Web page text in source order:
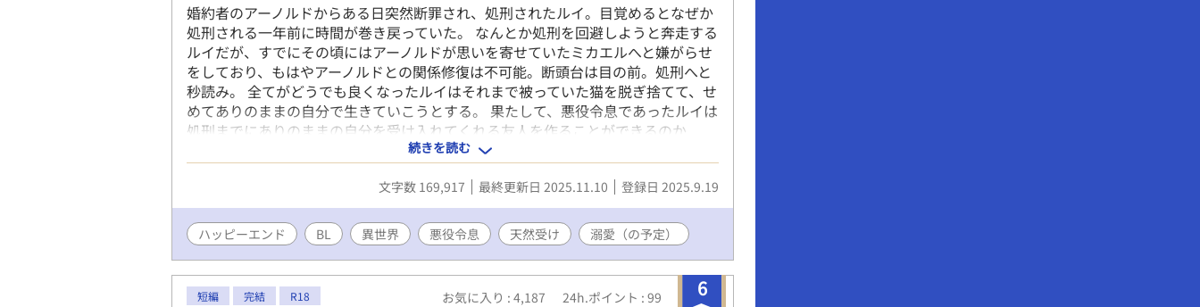
婚約者のアーノルドからある日突然断罪され、処刑されたルイ。目覚めるとなぜか
処刑される一年前に時間が巻き戻っていた。 なんとか処刑を回避しようと奔走する
ルイだが、すでにその頃にはアーノルドが思いを寄せていたミカエルへと嫌がらせ
をしており、もはやアーノルドとの関係修復は不可能。断頭台は目の前。処刑へと
秒読み。 全てがどうでも良くなったルイはそれまで被っていた猫を脱ぎ捨てて、せ
めてありのままの自分で生きていこうとする。 果たして、悪役令息であったルイは
処刑までにありのままの自分を受け入れてくれる友人を作ることができるのか
――！？ 冷たく見えるが素は天然ポワポワな受けとそんな受けに振り回されがちな
溺愛攻めのお話。 ※キスくらいしかしませんが、一応性描写がある話は※をつ
けます。※話の都合上、主人公が一度死にます。※前半はほとんど溺愛要素は無い
と思います。※ちょっとした悪役が出てきますが、ざまぁの予定はありません。※
この世界は男同士での婚約が当たり前な世界になっております。 初投稿です。至ら
ない点も多々あるとは思いますが、空よりも広く、海よりも深い心で読んでいただ
けると幸いです。 また、この作品は亀更新になると思われます。あらかじめご了承
ください。
続きを読む
文字数 169,917 最終更新日 2025.11.10 登録日 2025.9.19
ハッピーエンド BL 異世界 悪役令息 天然受け 溺愛（の予定）
6
短編 完結 R18 お気に入り : 4,187 24h.ポイント : 99